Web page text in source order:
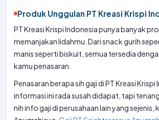
Produk Unggulan PT Kreasi Krispi
PT Kreasi Krispi Indonesia punya banyak
memanjakan lidahmu. Dari snack gurih
manis seperti biskuit, semua tersedia
kamu penasaran.
Penasaran berapa sih gaji di PT Kreasi
informasi ini rada susah didapat, tapi
nih info gaji di perusahaan lain yang sejenis,